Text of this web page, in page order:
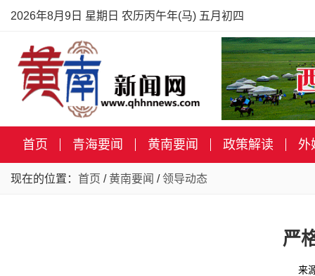
2026年8月9日 星期日 农历丙午年(马) 五月初四
首页 青海要闻 黄南要闻 政策解读 外
现在的位置： 首页 / 黄南要闻 /领导动态
严
来